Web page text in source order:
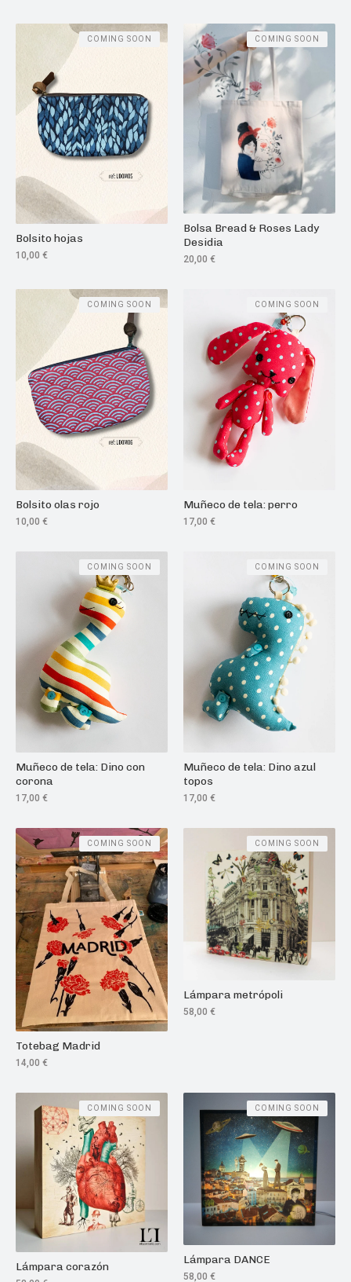
Bolsito hojas
10,00 €
COMING SOON
Bolsa Bread & Roses Lady
Desidia
20,00 €
COMING SOON
Bolsito olas rojo
10,00 €
COMING SOON
Muñeco de tela: perro
17,00 €
COMING SOON
Muñeco de tela: Dino con
corona
17,00 €
COMING SOON
Muñeco de tela: Dino azul
topos
17,00 €
COMING SOON
Totebag Madrid
14,00 €
COMING SOON
Lámpara metrópoli
58,00 €
COMING SOON
Lámpara corazón
COMING SOON
Lámpara DANCE
58,00 €
COMING SOON